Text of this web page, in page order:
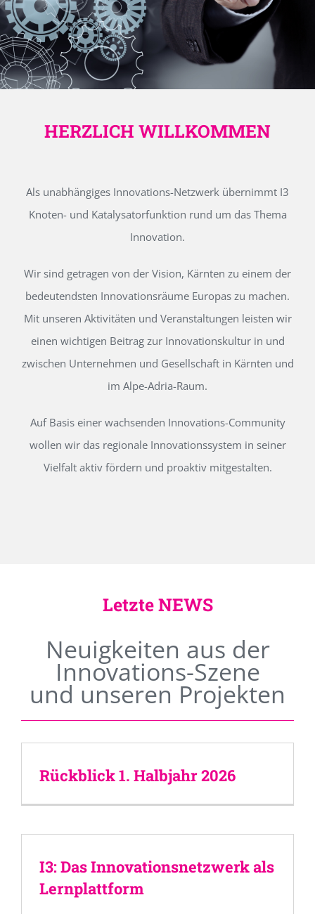
HERZLICH WILLKOMMEN
Als unabhängiges Innovations-Netzwerk übernimmt I3
Knoten- und Katalysatorfunktion rund um das Thema
Innovation.
Wir sind getragen von der Vision, Kärnten zu einem der
bedeutendsten Innovationsräume Europas zu machen.
Mit unseren Aktivitäten und Veranstaltungen leisten wir
einen wichtigen Beitrag zur Innovationskultur in und
zwischen Unternehmen und Gesellschaft in Kärnten und
im Alpe-Adria-Raum.
Auf Basis einer wachsenden Innovations-Community
wollen wir das regionale Innovationssystem in seiner
Vielfalt aktiv fördern und proaktiv mitgestalten.
Letzte NEWS
Neuigkeiten aus der
Innovations-Szene
und unseren Projekten
Rückblick 1. Halbjahr 2026
I3: Das Innovationsnetzwerk als
Lernplattform